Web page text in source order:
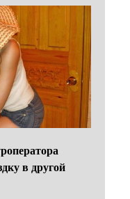
в другой